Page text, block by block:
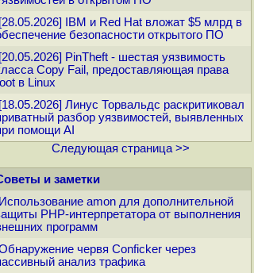
[28.05.2026] IBM и Red Hat вложат $5 млрд в
безопасности открытого ПО
[20.05.2026] PinTheft - шестая уязвимость
Copy Fail, предоставляющая права
в Linux
[18.05.2026] Линус Торвальдс раскритиковал
разбор уязвимостей, выявленных
помощи AI
Следующая страница >>
и заметки
Использование amon для дополнительной
PHP-интерпретатора от выполнения
программ
червя Conficker через
анализ трафика